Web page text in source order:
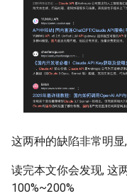
Server Ops
Database && SQL
桌面
eBPF 初探
Basic Linux Commands
Linux 运维速查指南
Mathematical Physics
Equations
Circuit
Info Theory
Analysis
Software Defined
open5gs
StarryNet
OpenAirInterface
Amarisoft
高级动态规划
高级数据结构
高级搜索
基础算法技巧
STL + 奇技淫巧
击-2
女娲补天-认知计算
学习期末突击
女娲补天-软件工程
击
女娲补天-数值分析
击
这两种的缺陷非常明
读完本文你会发现, 这
100%~200%